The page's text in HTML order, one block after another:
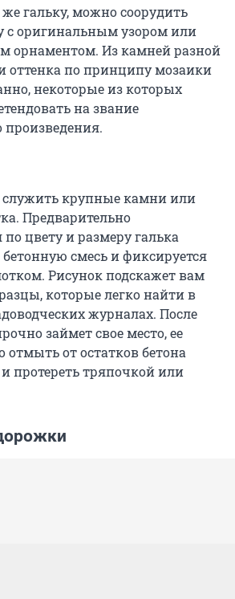
же гальку, можно соорудить
с оригинальным узором или
орнаментом. Из камней разной
оттенка по принципу мозаики
некоторые из которых
на звание
произведения.
крупные камни или
Предварительно
цвету и размеру галька
смесь и фиксируется
Рисунок подскажет вам
которые легко найти в
журналах. После
займет свое место, ее
от остатков бетона
протереть тряпочкой или